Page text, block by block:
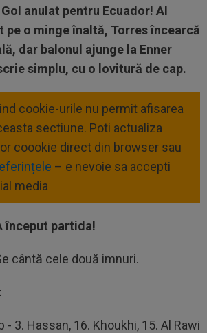
Gol anulat pentru Ecuador! Al
pe o minge înaltă, Torres încearcă
dar balonul ajunge la Enner
simplu, cu o lovitură de cap.
cookie-urile nu permit afisarea
sectiune. Poti actualiza
coookie direct din browser sau
– e nevoie sa accepti
media
început partida!
cântă cele două imnuri.
- 3. Hassan, 16. Khoukhi, 15. Al Rawi